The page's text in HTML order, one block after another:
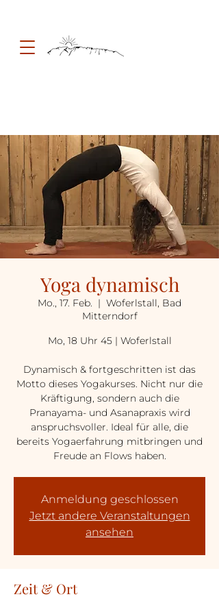
Yoga dynamisch
Mo., 17. Feb.
  |
Woferlstall, Bad
Mitterndorf
Mo, 18 Uhr 45 | Woferlstall
Dynamisch & fortgeschritten ist das
Motto dieses Yogakurses. Nicht nur die
Kräftigung, sondern auch die
Pranayama- und Asanapraxis wird
anspruchsvoller. Ideal für alle, die
bereits Yogaerfahrung mitbringen und
Freude an Flows haben.
Anmeldung geschlossen
Jetzt andere Veranstaltungen
ansehen
Zeit & Ort